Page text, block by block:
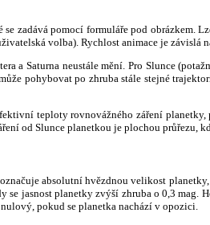
zadává pomocí formuláře pod obrázkem.
volba). Rychlost animace je závislá
a Saturna neustále mění. Pro Slunce
pohybovat po zhruba stále stejné
teploty rovnovážného záření
od Slunce planetkou je plochou průřezu,
absolutní hvězdnou velikost
se jasnost planetky zvýší zhruba o 0,3 mag.
pokud se planetka nachází v opozici.